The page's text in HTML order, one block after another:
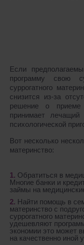
Если
программу свою
суррогатного
снизится из-за
решение о приеме
принимает
психологической
Вот несколько
материнство:
Обратиться в
Многие банки и
займы на
Найти помощь в
материнство с
суррогатного
удешевляют
экономии это может
на качественно иной